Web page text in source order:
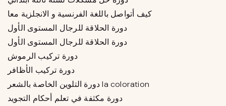
كيف أتواصل باللغة الفرنسية و الانجلزية معا
دورة الحلاقة للرجال المستوى الأول
دورة الحلاقة للرجال المستوى الأول
دورة تركيب الرموش
دورة تركيب الأظافر
دورة التلوين الخاصة بالشعر la coloration
دورة مكثفة في تعلم أحكام التجويد